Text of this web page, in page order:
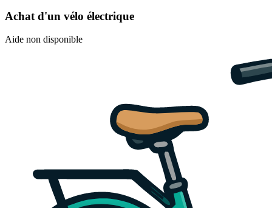
Achat d'un vélo électrique
Aide non disponible